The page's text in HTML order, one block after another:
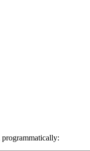
programmatically: